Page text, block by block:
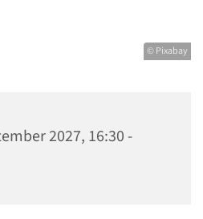
© Pixabay
2027, 16:30 -